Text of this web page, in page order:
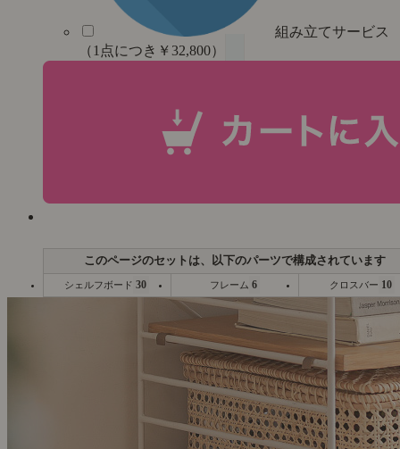
組み立てサービス
（1点につき￥32,800）
シェルフボード 30 フレーム 6 クロスバー 10